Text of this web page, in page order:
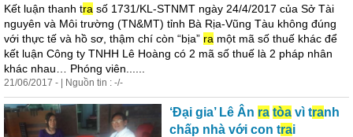
Kết luận thanh tra số 1731/KL-STNMT ngày 24/4/2017 của Sở Tài
nguyên và Môi trường (TN&MT) tỉnh Bà Rịa-Vũng Tàu không đúng
với thực tế và hồ sơ, thậm chí còn “bịa” ra một mã số thuế khác để
kết luận Công ty TNHH Lê Hoàng có 2 mã số thuế là 2 pháp nhân
khác nhau… Phóng viên......
21/06/2017 - | Nguồn tin : -/-
‘Đại gia’ Lê Ân ra tòa vì tranh
chấp nhà với con trai